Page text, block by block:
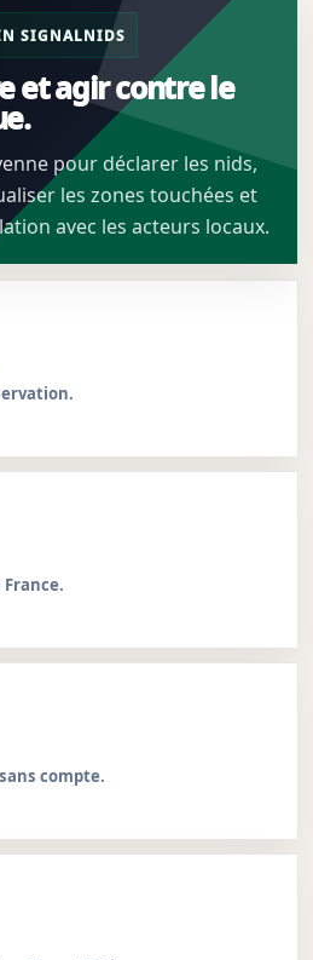
SIGNALNIDS
et agir contre le
pour déclarer les nids,
les zones touchées et
avec les acteurs locaux.
compte.